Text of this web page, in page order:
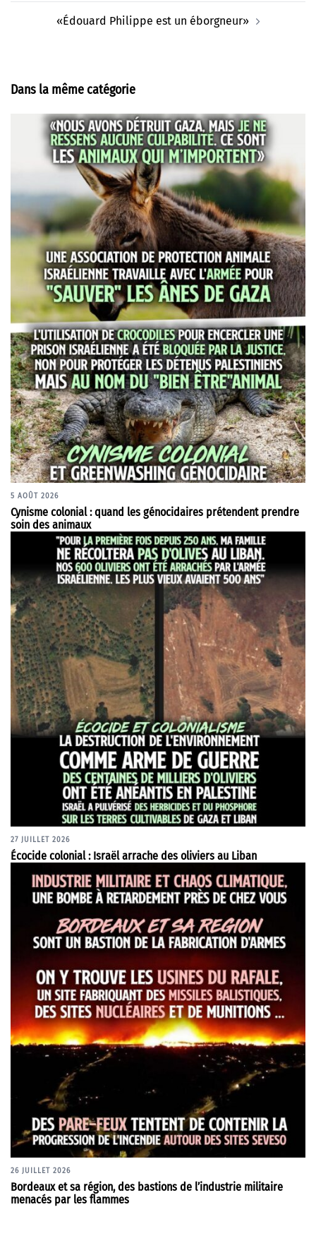
«Édouard Philippe est un éborgneur»
Dans la même catégorie
5 AOÛT 2026
Cynisme colonial : quand les génocidaires prétendent prendre
soin des animaux
27 JUILLET 2026
Écocide colonial : Israël arrache des oliviers au Liban
26 JUILLET 2026
Bordeaux et sa région, des bastions de l’industrie militaire
menacés par les flammes